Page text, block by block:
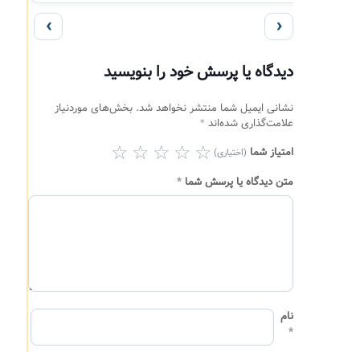
›
‹
دیدگاه یا پرسش خود را بنویسید
نشانی ایمیل شما منتشر نخواهد شد. بخش‌های موردنیاز
علامت‌گذاری شده‌اند *
امتیاز شما (اختیاری)
متن دیدگاه یا پرسش شما *
نام
*